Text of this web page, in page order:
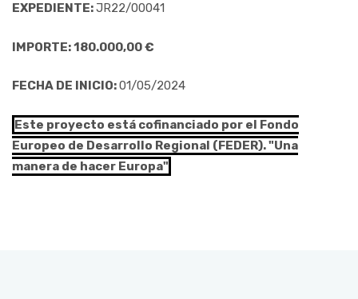
EXPEDIENTE:JR22/00041
IMPORTE: 180.000,00 €
FECHA DE INICIO:01/05/2024
Este proyecto está cofinanciado por el Fondo
Europeo de Desarrollo Regional (FEDER). "Una
manera de hacer Europa"